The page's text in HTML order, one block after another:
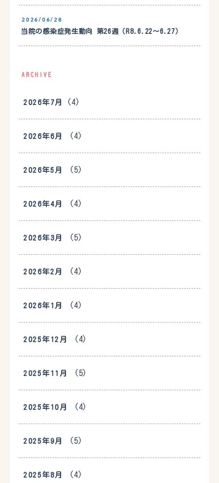
2026/06/28
当院の感染症発生動向 第26週（R8.6.22〜6.27）
ARCHIVE
2026年7月 (4)
2026年6月 (4)
2026年5月 (5)
2026年4月 (4)
2026年3月 (5)
2026年2月 (4)
2026年1月 (4)
2025年12月 (4)
2025年11月 (5)
2025年10月 (4)
2025年9月 (5)
2025年8月 (4)